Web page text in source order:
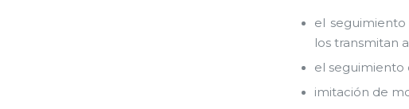
el
los transmitan
el seguimiento
imitación de